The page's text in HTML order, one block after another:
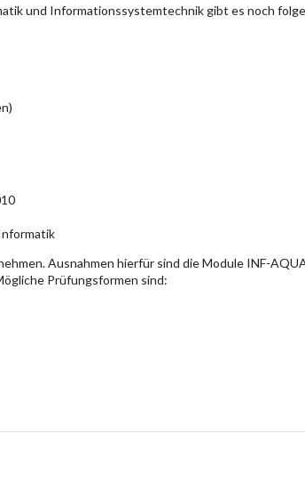
und Informationssystemtechnik gibt es noch
Ausnahmen hierfür sind die Module INF-
Prüfungsformen sind: